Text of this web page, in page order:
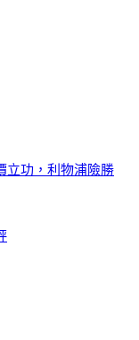
立功，利物浦險勝